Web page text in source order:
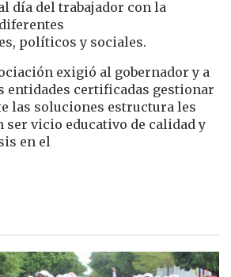
día del trabajador con la
políticos y sociales.
exigió al gobernador y a
entidades certificadas gestionar
las soluciones estructura les
ser vicio educativo de calidad y
en el